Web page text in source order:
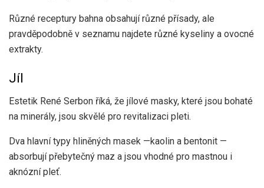
Různé receptury bahna obsahují různé přísady, ale
pravděpodobně v seznamu najdete různé kyseliny a ovocné
extrakty.
Jíl
Estetik René Serbon říká, že jílové masky, které jsou bohaté
na minerály, jsou skvělé pro revitalizaci pleti.
Dva hlavní typy hliněných masek —kaolin a bentonit —
absorbují přebytečný maz a jsou vhodné pro mastnou i
aknózní pleť.